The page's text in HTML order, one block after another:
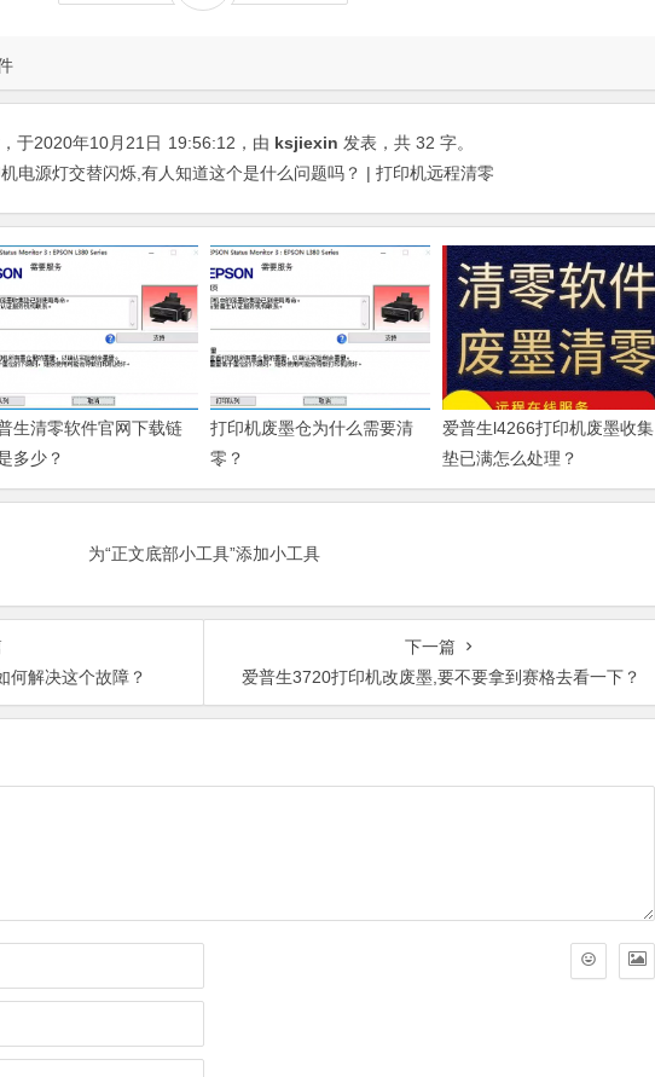
于2020年10月21日 19:56:12 ，由 ksjiexin 发表，共 32 字。
电源灯交替闪烁,有人知道这个是什么问题吗？ | 打印机远程清零
生清零软件官网下载链
多少？
打印机废墨仓为什么需要清
零？
爱普生l4266打印机废墨收集
垫已满怎么处理？
为“正文底部小工具”添加小工具
何解决这个故障？
下一篇
爱普生3720打印机改废墨,要不要拿到赛格去看一下？